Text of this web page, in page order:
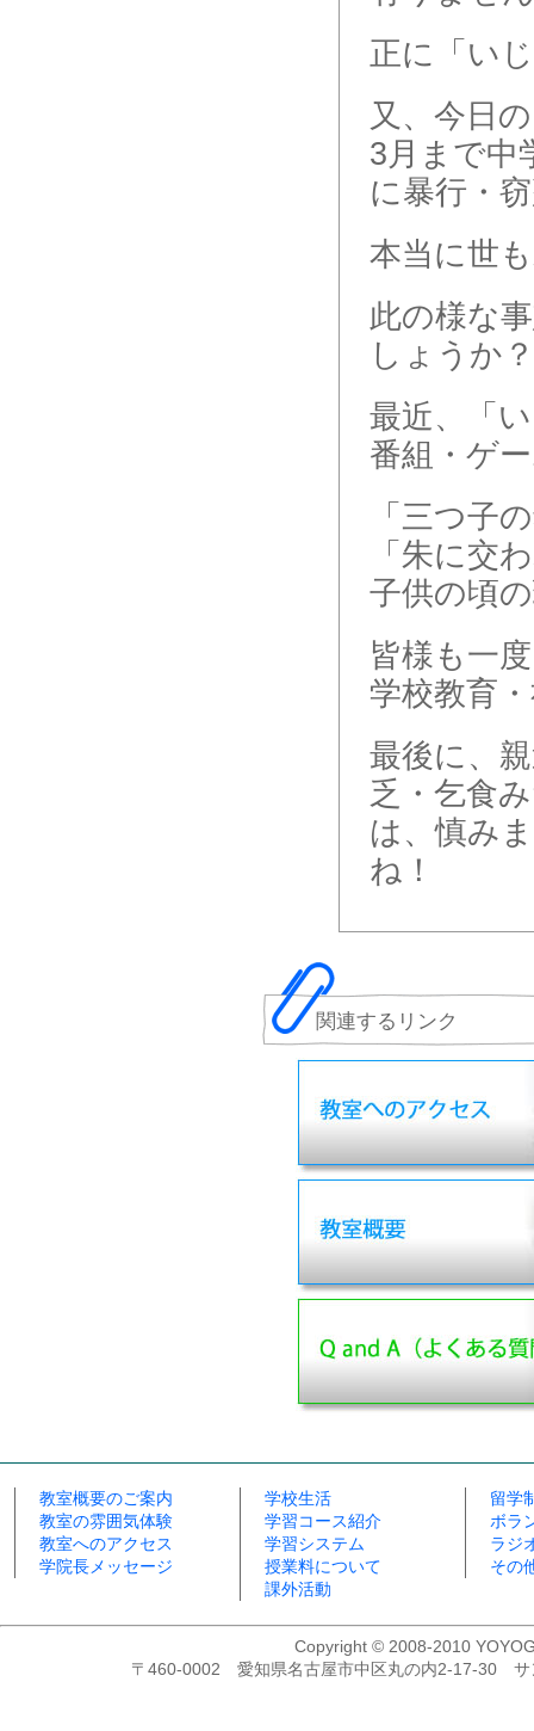
正に「い
又、今日
3月まで中
に暴行・
本当に世
此の様な
しょうか？
最近、「
番組・ゲ
「三つ子
「朱に交
子供の頃
皆様も一
学校教育
最後に、
乏・乞食
は、慎み
ね！
関連するリンク
教室概要のご案内
教室の雰囲気体験
教室へのアクセス
学院長メッセージ
学校生活
学習コース紹介
学習システム
授業料について
課外活動
留学
ボラ
ラジ
その
Copyright © 2008-2010
〒460-0002 愛知県名古屋市中区丸の内2-17-30